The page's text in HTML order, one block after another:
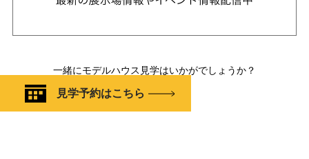
一緒にモデルハウス見学はいかがでしょうか？
見学予約はこちら